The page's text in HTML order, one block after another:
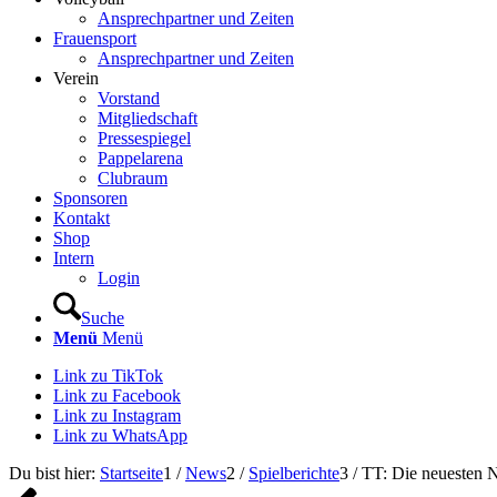
Ansprechpartner und Zeiten
Frauensport
Ansprechpartner und Zeiten
Verein
Vorstand
Mitgliedschaft
Pressespiegel
Pappelarena
Clubraum
Sponsoren
Kontakt
Shop
Intern
Login
Suche
Menü Menü
Link zu TikTok
Link zu Facebook
Link zu Instagram
Link zu WhatsApp
Du bist hier: Startseite1 / News2 / Spielberichte3 / TT: Die neuesten